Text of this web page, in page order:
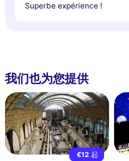
Superbe expérience !
我们也为您提供
€12 起